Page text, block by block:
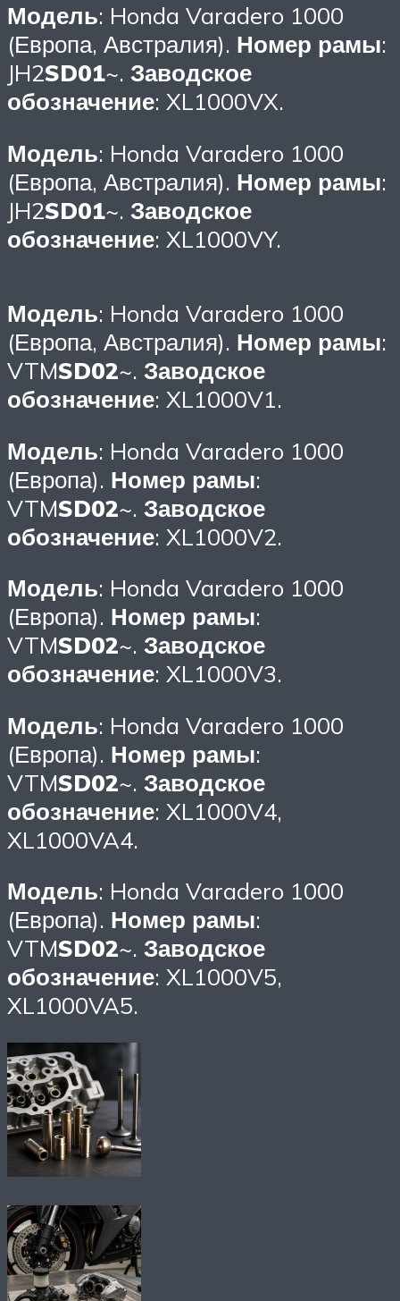
Модель: Honda Varadero 1000
(Европа, Австралия). Номер рамы:
JH2SD01~. Заводское
обозначение: XL1000VX.
Модель: Honda Varadero 1000
(Европа, Австралия). Номер рамы:
JH2SD01~. Заводское
обозначение: XL1000VY.
Модель: Honda Varadero 1000
(Европа, Австралия). Номер рамы:
VTMSD02~. Заводское
обозначение: XL1000V1.
Модель: Honda Varadero 1000
(Европа). Номер рамы:
VTMSD02~. Заводское
обозначение: XL1000V2.
Модель: Honda Varadero 1000
(Европа). Номер рамы:
VTMSD02~. Заводское
обозначение: XL1000V3.
Модель: Honda Varadero 1000
(Европа). Номер рамы:
VTMSD02~. Заводское
обозначение: XL1000V4,
XL1000VA4.
Модель: Honda Varadero 1000
(Европа). Номер рамы:
VTMSD02~. Заводское
обозначение: XL1000V5,
XL1000VA5.